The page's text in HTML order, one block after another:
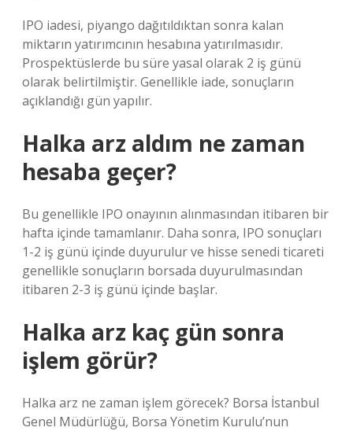
IPO iadesi, piyango dağıtıldıktan sonra kalan
miktarın yatırımcının hesabına yatırılmasıdır.
Prospektüslerde bu süre yasal olarak 2 iş günü
olarak belirtilmiştir. Genellikle iade, sonuçların
açıklandığı gün yapılır.
Halka arz aldım ne zaman
hesaba geçer?
Bu genellikle IPO onayının alınmasından itibaren bir
hafta içinde tamamlanır. Daha sonra, IPO sonuçları
1-2 iş günü içinde duyurulur ve hisse senedi ticareti
genellikle sonuçların borsada duyurulmasından
itibaren 2-3 iş günü içinde başlar.
Halka arz kaç gün sonra
işlem görür?
Halka arz ne zaman işlem görecek? Borsa İstanbul
Genel Müdürlüğü, Borsa Yönetim Kurulu’nun